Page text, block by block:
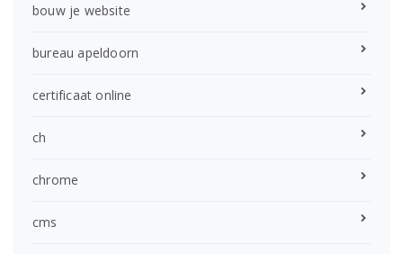
bouw je website
bureau apeldoorn
certificaat online
ch
chrome
cms